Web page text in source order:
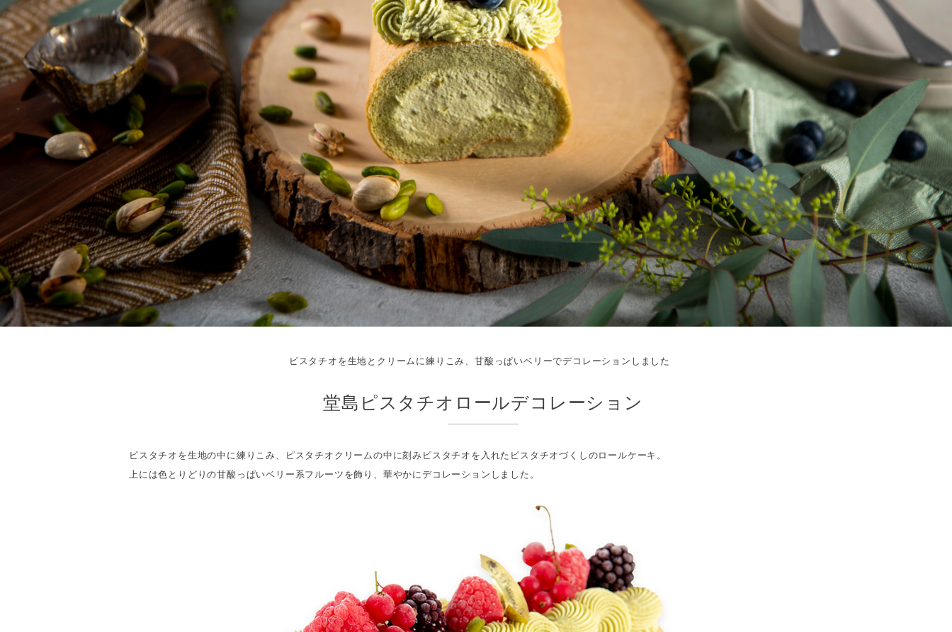
ピスタチオを生地とクリームに練りこみ、甘酸っぱいベリーでデコレーションしました
堂島ピスタチオロールデコレーション
ピスタチオを生地の中に練りこみ、ピスタチオクリームの中に刻みピスタチオを入れたピスタチオづくしのロールケーキ。
上には色とりどりの甘酸っぱいベリー系フルーツを飾り、華やかにデコレーションしました。